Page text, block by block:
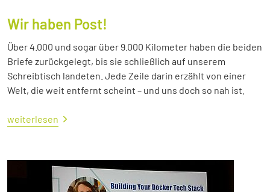
Wir haben Post!
Über 4.000 und sogar über 9.000 Kilometer haben die beiden
Briefe zurückgelegt, bis sie schließlich auf unserem
Schreibtisch landeten. Jede Zeile darin erzählt von einer
Welt, die weit entfernt scheint – und uns doch so nah ist.
weiterlesen